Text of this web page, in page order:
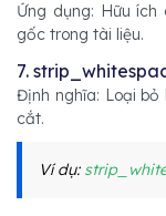
Ứng dụng: Hữu
gốc trong tài liệu.
7.
Định nghĩa: Loại
cắt.
Ví dụ: